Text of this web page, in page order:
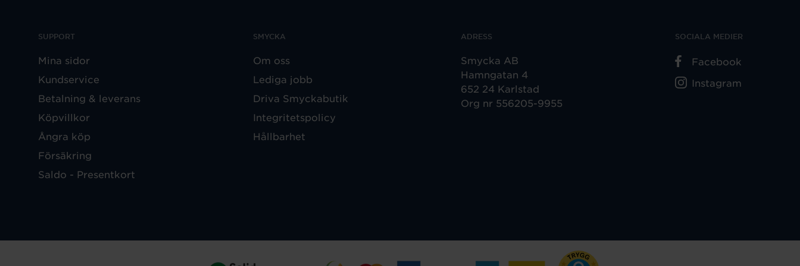
SUPPORT
Mina sidor
Kundservice
Betalning & leverans
Köpvillkor
Ångra köp
Försäkring
Saldo - Presentkort
SMYCKA
Om oss
Lediga jobb
Driva Smyckabutik
Integritetspolicy
Hållbarhet
ADRESS
Smycka AB
Hamngatan 4
652 24 Karlstad
Org nr 556205-9955
SOCIALA MEDIER
Facebook
Instagram